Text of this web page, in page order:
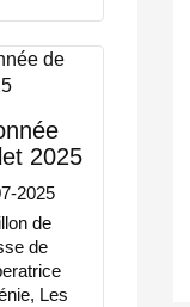
2025
2025
de
de
Les